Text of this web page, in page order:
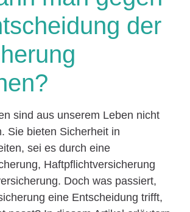
der
sind aus unserem Leben nicht
Sie bieten Sicherheit in
sei es durch eine
Haftpflichtversicherung
Doch was passiert,
eine Entscheidung trifft,